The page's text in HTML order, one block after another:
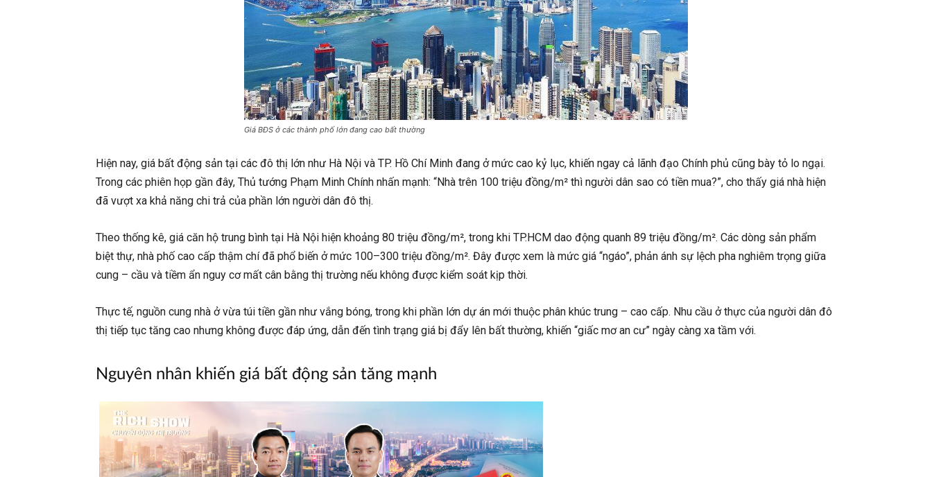
Giá BĐS ở các thành phố lớn đang cao bất thường
Hiện nay, giá bất động sản tại các đô thị lớn như Hà Nội và TP. Hồ Chí Minh đang ở mức cao kỷ lục, khiến ngay cả lãnh đạo Chính phủ cũng bày tỏ lo ngại.
Trong các phiên họp gần đây, Thủ tướng Phạm Minh Chính nhấn mạnh: “Nhà trên 100 triệu đồng/m² thì người dân sao có tiền mua?”, cho thấy giá nhà hiện
đã vượt xa khả năng chi trả của phần lớn người dân đô thị.
Theo thống kê, giá căn hộ trung bình tại Hà Nội hiện khoảng 80 triệu đồng/m², trong khi TP.HCM dao động quanh 89 triệu đồng/m². Các dòng sản phẩm
biệt thự, nhà phố cao cấp thậm chí đã phổ biến ở mức 100–300 triệu đồng/m². Đây được xem là mức giá “ngáo”, phản ánh sự lệch pha nghiêm trọng giữa
cung – cầu và tiềm ẩn nguy cơ mất cân bằng thị trường nếu không được kiểm soát kịp thời.
Thực tế, nguồn cung nhà ở vừa túi tiền gần như vắng bóng, trong khi phần lớn dự án mới thuộc phân khúc trung – cao cấp. Nhu cầu ở thực của người dân đô
thị tiếp tục tăng cao nhưng không được đáp ứng, dẫn đến tình trạng giá bị đẩy lên bất thường, khiến “giấc mơ an cư” ngày càng xa tầm với.
Nguyên nhân khiến giá bất động sản tăng mạnh